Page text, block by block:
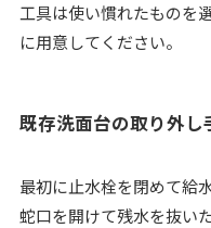
工具は使い慣れたものを
に用意してください。
既存洗面台の取り外し
最初に止水栓を閉めて給
蛇口を開けて残水を抜い